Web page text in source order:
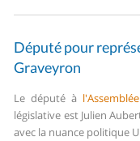
Député pour
Graveyron
Le député à
législative est Julien
avec la nuance politique